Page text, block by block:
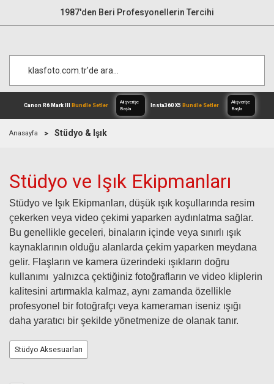
1987'den Beri Profesyonellerin Tercihi
Canon R6 Mark IIIBundle Setler
Başla
Anasayfa Stüdyo & Işık
Stüdyo ve Işık Ekipmanları
Stüdyo ve Işık Ekipmanları, düşük ışık koşullarında resim
çekerken veya video çekimi yaparken aydınlatma sağlar.
Bu genellikle geceleri, binaların içinde veya sınırlı ışık
kaynaklarının olduğu alanlarda çekim yaparken meydana
gelir. Flaşların ve kamera üzerindeki ışıkların doğru
kullanımı yalnızca çektiğiniz fotoğrafların ve video kliplerin
kalitesini artırmakla kalmaz, aynı zamanda özellikle
profesyonel bir fotoğrafçı veya kameraman iseniz ışığı
daha yaratıcı bir şekilde yönetmenize de olanak tanır.
Stüdyo Aksesuarları